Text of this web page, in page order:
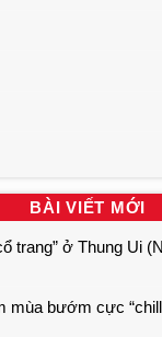
BÀI VIẾT MỚI
trang” ở Thung Ui
mùa bướm cực